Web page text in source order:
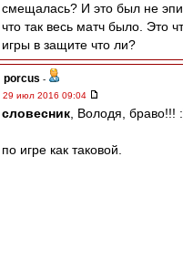
смещалась? И это был не
что так весь матч было. Это
игры в защите что ли?
porcus -
29 июл 2016 09:04
словесник , Володя, браво!!!
по игре как таковой.